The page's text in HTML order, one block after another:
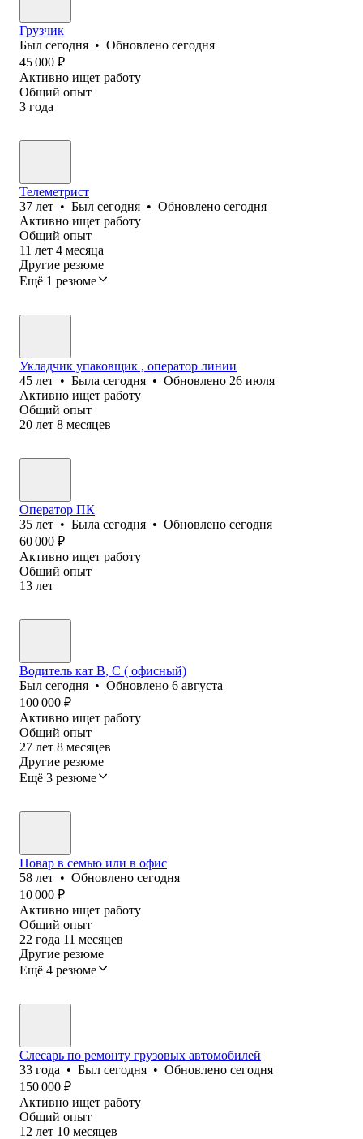
Грузчик
Был сегодня • Обновлено сегодня
45 000 ₽
Активно ищет работу
Общий опыт
3 года
Телеметрист
37 лет • Был сегодня • Обновлено сегодня
Активно ищет работу
Общий опыт
11 лет 4 месяца
Другие резюме
Ещё 1 резюме
Укладчик упаковщик , оператор линии
45 лет • Была сегодня • Обновлено 26 июля
Активно ищет работу
Общий опыт
20 лет 8 месяцев
Оператор ПК
35 лет • Была сегодня • Обновлено сегодня
60 000 ₽
Активно ищет работу
Общий опыт
13 лет
Водитель кат В, С ( офисный)
Был сегодня • Обновлено 6 августа
100 000 ₽
Активно ищет работу
Общий опыт
27 лет 8 месяцев
Другие резюме
Ещё 3 резюме
Повар в семью или в офис
58 лет • Обновлено сегодня
10 000 ₽
Активно ищет работу
Общий опыт
22 года 11 месяцев
Другие резюме
Ещё 4 резюме
Слесарь по ремонту грузовых автомобилей
33 года • Был сегодня • Обновлено сегодня
150 000 ₽
Активно ищет работу
Общий опыт
12 лет 10 месяцев